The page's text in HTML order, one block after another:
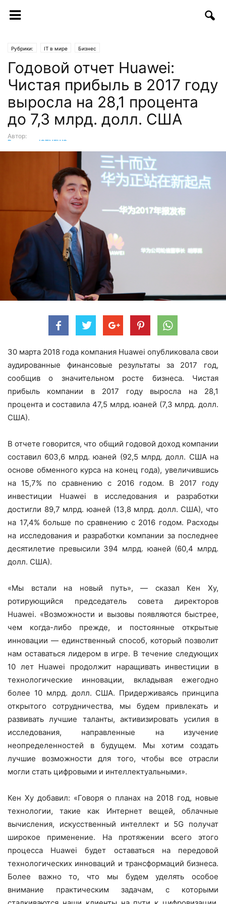
Рубрики: IT в мире Бизнес
Годовой отчет Huawei:
Чистая прибыль в 2017 году
выросла на 28,1 процента
до 7,3 млрд. долл. США
Автор:
Редакция ICTNEWS
30 марта 2018 года компания Huawei опубликовала свои
аудированные финансовые результаты за 2017 год,
сообщив о значительном росте бизнеса. Чистая
прибыль компании в 2017 году выросла на 28,1
процента и составила 47,5 млрд. юаней (7,3 млрд. долл.
США).
В отчете говорится, что общий годовой доход компании
составил 603,6 млрд. юаней (92,5 млрд. долл. США на
основе обменного курса на конец года), увеличившись
на 15,7% по сравнению с 2016 годом. В 2017 году
инвестиции Huawei в исследования и разработки
достигли 89,7 млрд. юаней (13,8 млрд. долл. США), что
на 17,4% больше по сравнению с 2016 годом. Расходы
на исследования и разработки компании за последнее
десятилетие превысили 394 млрд. юаней (60,4 млрд.
долл. США).
«Мы встали на новый путь», — сказал Кен Ху,
ротирующийся председатель совета директоров
Huawei. «Возможности и вызовы появляются быстрее,
чем когда-либо прежде, и постоянные открытые
инновации — единственный способ, который позволит
нам оставаться лидером в игре. В течение следующих
10 лет Huawei продолжит наращивать инвестиции в
технологические инновации, вкладывая ежегодно
более 10 млрд. долл. США. Придерживаясь принципа
открытого сотрудничества, мы будем привлекать и
развивать лучшие таланты, активизировать усилия в
исследования, направленные на изучение
неопределенностей в будущем. Мы хотим создать
лучшие возможности для того, чтобы все отрасли
могли стать цифровыми и интеллектуальными».
Кен Ху добавил: «Говоря о планах на 2018 год, новые
технологии, такие как Интернет вещей, облачные
вычисления, искусственный интеллект и 5G получат
широкое применение. На протяжении всего этого
процесса Huawei будет оставаться на передовой
технологических инноваций и трансформаций бизнеса.
Более важно то, что мы будем уделять особое
внимание практическим задачам, с которыми